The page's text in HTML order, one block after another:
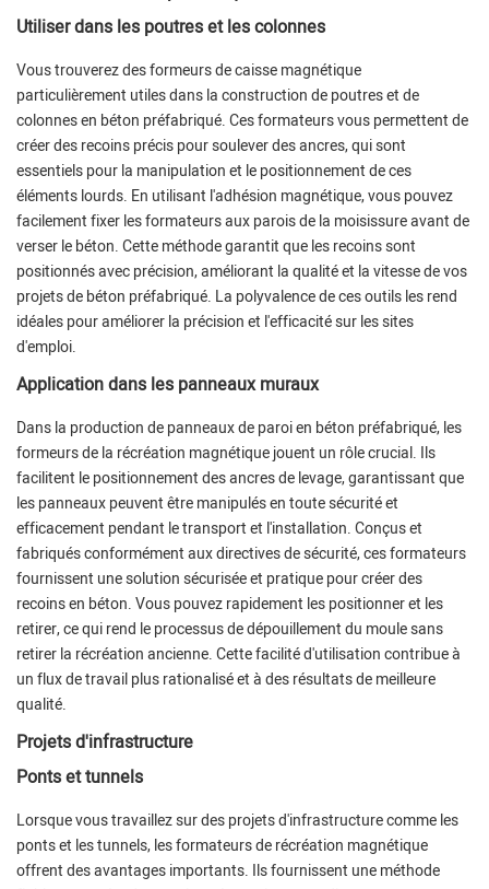
Utiliser dans les poutres et les colonnes
Vous trouverez des formeurs de caisse magnétique
particulièrement utiles dans la construction de poutres et de
colonnes en béton préfabriqué. Ces formateurs vous permettent de
créer des recoins précis pour soulever des ancres, qui sont
essentiels pour la manipulation et le positionnement de ces
éléments lourds. En utilisant l'adhésion magnétique, vous pouvez
facilement fixer les formateurs aux parois de la moisissure avant de
verser le béton. Cette méthode garantit que les recoins sont
positionnés avec précision, améliorant la qualité et la vitesse de vos
projets de béton préfabriqué. La polyvalence de ces outils les rend
idéales pour améliorer la précision et l'efficacité sur les sites
d'emploi.
Application dans les panneaux muraux
Dans la production de panneaux de paroi en béton préfabriqué, les
formeurs de la récréation magnétique jouent un rôle crucial. Ils
facilitent le positionnement des ancres de levage, garantissant que
les panneaux peuvent être manipulés en toute sécurité et
efficacement pendant le transport et l'installation. Conçus et
fabriqués conformément aux directives de sécurité, ces formateurs
fournissent une solution sécurisée et pratique pour créer des
recoins en béton. Vous pouvez rapidement les positionner et les
retirer, ce qui rend le processus de dépouillement du moule sans
retirer la récréation ancienne. Cette facilité d'utilisation contribue à
un flux de travail plus rationalisé et à des résultats de meilleure
qualité.
Projets d'infrastructure
Ponts et tunnels
Lorsque vous travaillez sur des projets d'infrastructure comme les
ponts et les tunnels, les formateurs de récréation magnétique
offrent des avantages importants. Ils fournissent une méthode